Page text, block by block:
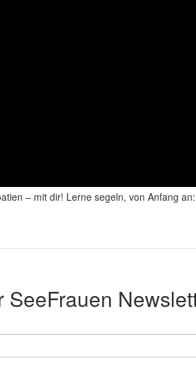
– mit dir! Lerne segeln, von Anfang